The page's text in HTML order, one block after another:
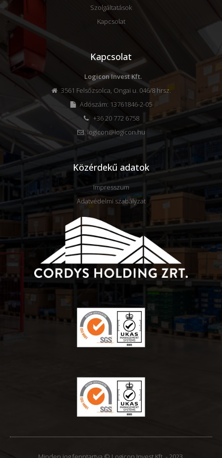
Szolgáltatások
Kapcsolat
Kapcsolat
Logicon Invest Kft.
3561 Felsőzsolca, Ongai u. 046/8 hrsz.
Adószám: 13761846-2-05
+36 20 772 6758
logicon@logicon.hu
Közérdekű adatok
Impresszum
Adatvédelmi szabályzat